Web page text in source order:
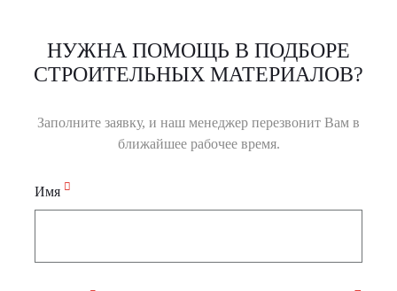
НУЖНА ПОМОЩЬ В ПОДБОРЕ
СТРОИТЕЛЬНЫХ МАТЕРИАЛОВ?
Заполните заявку, и наш менеджер перезвонит Вам в
ближайшее рабочее время.
Имя